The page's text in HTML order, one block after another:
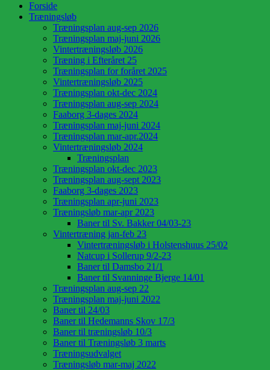
Forside
Træningsløb
Træningsplan aug-sep 2026
Træningsplan maj-juni 2026
Vintertræningsløb 2026
Træning i Efteråret 25
Træningsplan for foråret 2025
Vintertræningsløb 2025
Træningsplan okt-dec 2024
Træningsplan aug-sep 2024
Faaborg 3-dages 2024
Træningsplan maj-juni 2024
Træningsplan mar-apr.2024
Vintertræningsløb 2024
Træningsplan
Træningsplan okt-dec 2023
Træningsplan aug-sept 2023
Faaborg 3-dages 2023
Træningsplan apr-juni 2023
Træningsløb mar-apr 2023
Baner til Sv. Bakker 04/03-23
Vintertræning jan-feb 23
Vintertræningsløb i Holstenshuus 25/02
Natcup i Sollerup 9/2-23
Baner til Damsbo 21/1
Baner til Svanninge Bjerge 14/01
Træningsplan aug-sep 22
Træningsplan maj-juni 2022
Baner til 24/03
Baner til Hedemanns Skov 17/3
Baner til træningsløb 10/3
Baner til Træningsløb 3 marts
Træningsudvalget
Træningsløb mar-maj 2022